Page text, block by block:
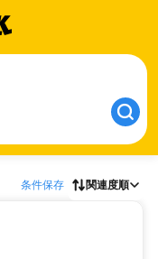
条件保存 関連度順